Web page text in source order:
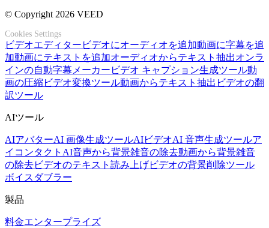
© Copyright 2026 VEED
Cookies Settings
ビデオエディター ビデオにオーディオを追加動画に字幕を追
加動画にテキストを追加オーディオからテキスト抽出オンラ
インの自動字幕メーカー ビデオ キャプション生成ツール動
画の圧縮ビデオ変換ツール動画からテキスト抽出 ビデオの翻
訳ツール
AIツール
AIアバターAI 画像生成ツールAIビデオAI 音声生成ツールア
イコンタクトAI音声から背景雑音の除去動画から背景雑音
の除去ビデオのテキスト読み上げビデオの背景削除ツール
ボイスダブラー
製品
料金エンタープライズ